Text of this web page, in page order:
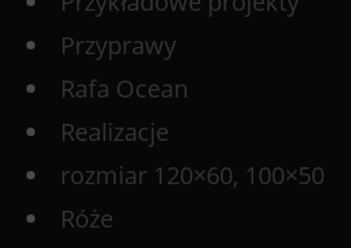
Przyprawy
Rafa Ocean
Realizacje
rozmiar 120×60, 100×50
Róże